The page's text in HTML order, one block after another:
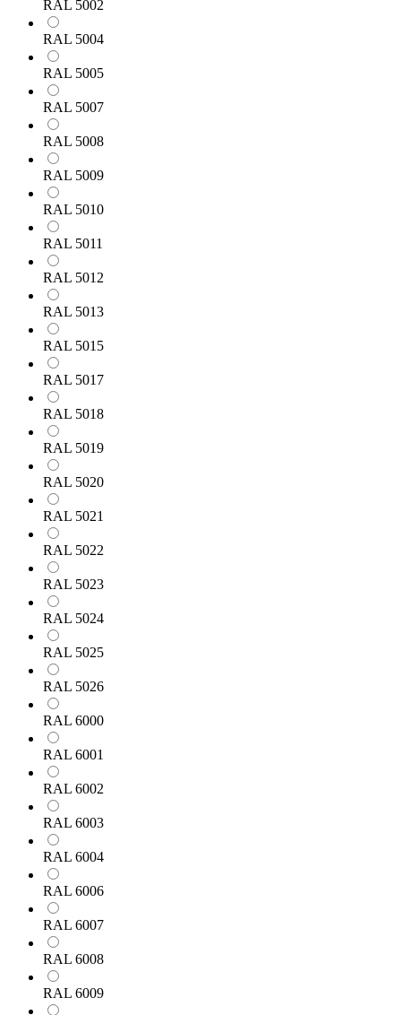
RAL 5002
RAL 5004
RAL 5005
RAL 5007
RAL 5008
RAL 5009
RAL 5010
RAL 5011
RAL 5012
RAL 5013
RAL 5015
RAL 5017
RAL 5018
RAL 5019
RAL 5020
RAL 5021
RAL 5022
RAL 5023
RAL 5024
RAL 5025
RAL 5026
RAL 6000
RAL 6001
RAL 6002
RAL 6003
RAL 6004
RAL 6006
RAL 6007
RAL 6008
RAL 6009